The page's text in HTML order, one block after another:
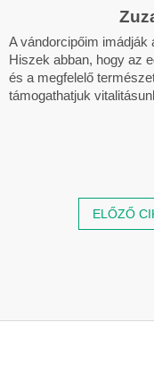
A vándorcipőim imádják
Hiszek abban, hogy az
és a megfelelő
támogathatjuk
ELŐZŐ